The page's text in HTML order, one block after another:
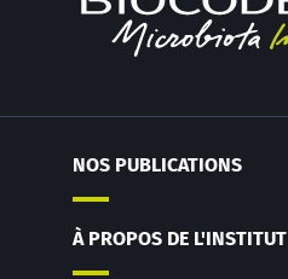
NOS PUBLICATIONS
À PROPOS DE L'INSTITUT